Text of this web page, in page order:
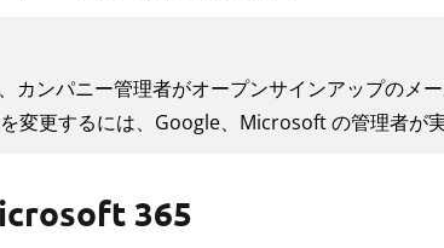
カンパニー管理者がオープンサインアップのメー
更するには、Google、Microsoft の管理者が実
365